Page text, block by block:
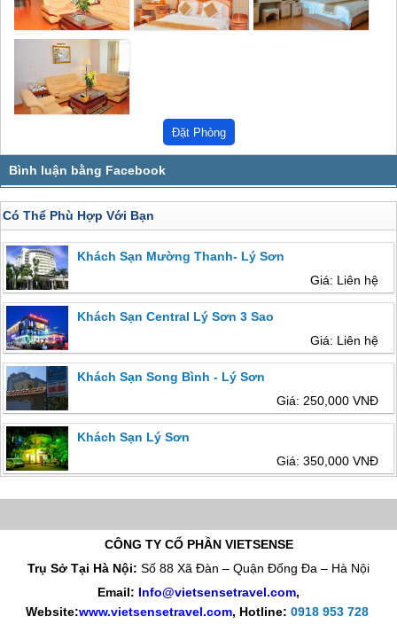
Có Thể Phù Hợp Với Bạn
Khách Sạn Mường Thanh- Lý Sơn
Giá: Liên hệ
Khách Sạn Central Lý Sơn 3 Sao
Giá: Liên hệ
Khách Sạn Song Bình - Lý Sơn
Giá: 250,000 VNĐ
Khách Sạn Lý Sơn
Giá: 350,000 VNĐ
CÔNG TY CỔ PHẦN VIETSENSE
Trụ Sở Tại Hà Nội: Số 88 Xã Đàn – Quận Đống Đa – Hà Nội
Email: Info@vietsensetravel.com,
Website:www.vietsensetravel.com, Hotline: 0918 953 728